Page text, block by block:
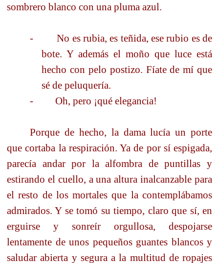
sombrero blanco con una pluma azul.
-
No es rubia, es teñida, ese rubio es de
bote. Y además el moño que luce está
hecho con pelo postizo. Fíate de mí que
sé de peluquería.
-
Oh, pero ¡qué elegancia!
Porque de hecho, la dama lucía un porte
que cortaba la respiración. Ya de por sí espigada,
parecía andar por la alfombra de puntillas y
estirando el cuello, a una altura inalcanzable para
el resto de los mortales que la contemplábamos
admirados. Y se tomó su tiempo, claro que sí, en
erguirse y sonreír orgullosa, despojarse
lentamente de unos pequeños guantes blancos y
saludar abierta y segura a la multitud de ropajes